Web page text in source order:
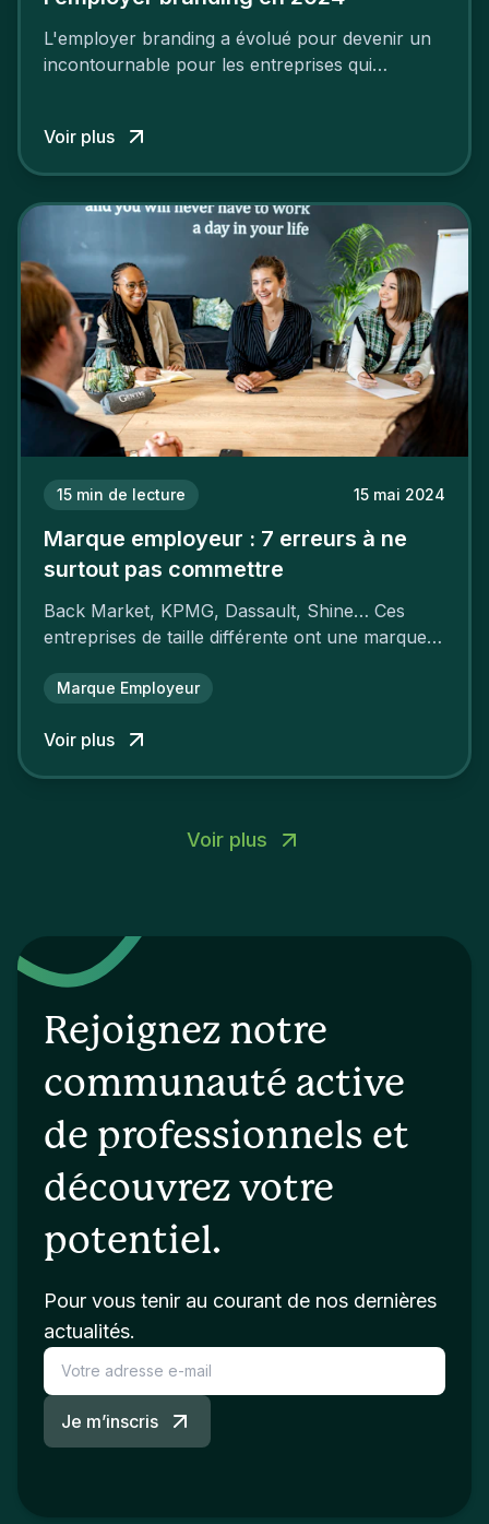
L'employer branding a évolué pour devenir un
incontournable pour les entreprises qui
Voir plus
15 min de lecture 15 mai 2024
Marque employeur : 7 erreurs à ne
surtout pas commettre
Back Market, KPMG, Dassault, Shine… Ces
entreprises de taille différente ont une marque
attractivité et une fidélisation à faire pâlir leurs
Marque Employeur
Voir plus
Voir plus
Rejoignez notre
communauté active
de professionnels et
découvrez votre
potentiel.
Pour vous tenir au courant de nos dernières
actualités.
Je m’inscris